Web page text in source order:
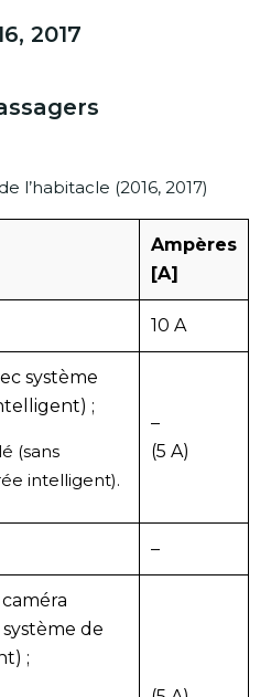
2017
l’habitacle (2016, 2017)
Ampères
[A]
10 A
système
;
(sans
intelligent).
–
(5 A)
–
de
;